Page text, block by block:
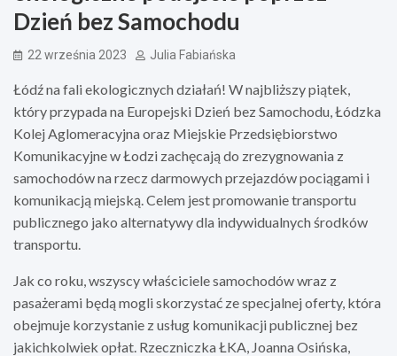
Dzień bez Samochodu
22 września 2023 Julia Fabiańska
Łódź na fali ekologicznych działań! W najbliższy piątek,
który przypada na Europejski Dzień bez Samochodu, Łódzka
Kolej Aglomeracyjna oraz Miejskie Przedsiębiorstwo
Komunikacyjne w Łodzi zachęcają do zrezygnowania z
samochodów na rzecz darmowych przejazdów pociągami i
komunikacją miejską. Celem jest promowanie transportu
publicznego jako alternatywy dla indywidualnych środków
transportu.
Jak co roku, wszyscy właściciele samochodów wraz z
pasażerami będą mogli skorzystać ze specjalnej oferty, która
obejmuje korzystanie z usług komunikacji publicznej bez
jakichkolwiek opłat. Rzeczniczka ŁKA, Joanna Osińska,